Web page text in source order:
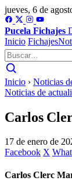
jueves, 6 de
Pucela Fichajes
Inicio Fichajes
Inicio › Noticias
Noticias de
Carlos
17 de enero de
Facebook X
Carlos Clerc